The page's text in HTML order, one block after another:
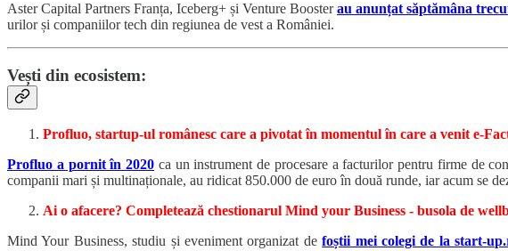
Aster Capital Partners Franța, Iceberg+ și Venture Boosterau anunțat săptămâna
urilor și companiilor tech din regiunea de vest a României.
Vești din ecosistem:
Profluo, startup-ul românesc care a pivotat în momentul în care a venit e-
Profluo a pornit în 2020 ca un instrument de procesare a facturilor pentru firme de
companii mari și multinaționale, au ridicat 850.000 de euro în două runde, iar acum se
Ai o afacere? Completează chestionarul Mind your Business - busola de
Mind Your Business, studiu și eveniment organizat defoștii mei colegi de la start-